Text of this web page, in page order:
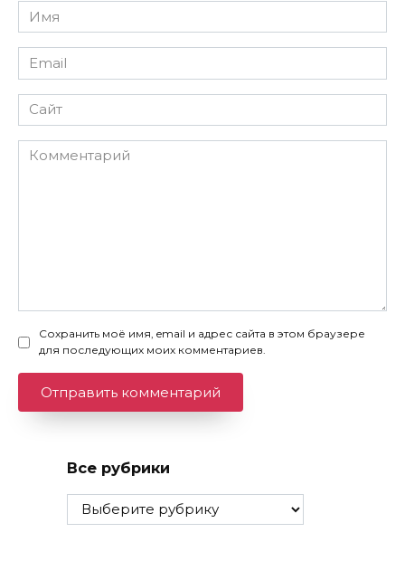
Имя
*
Email
*
Сайт
Комментарий
Сохранить моё имя, email и адрес сайта в этом браузере
для последующих моих комментариев.
Все рубрики
Все
рубрики